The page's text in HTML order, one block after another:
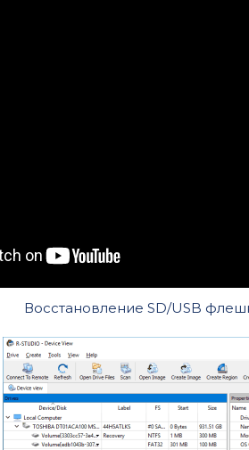
Восстановление SD/USB